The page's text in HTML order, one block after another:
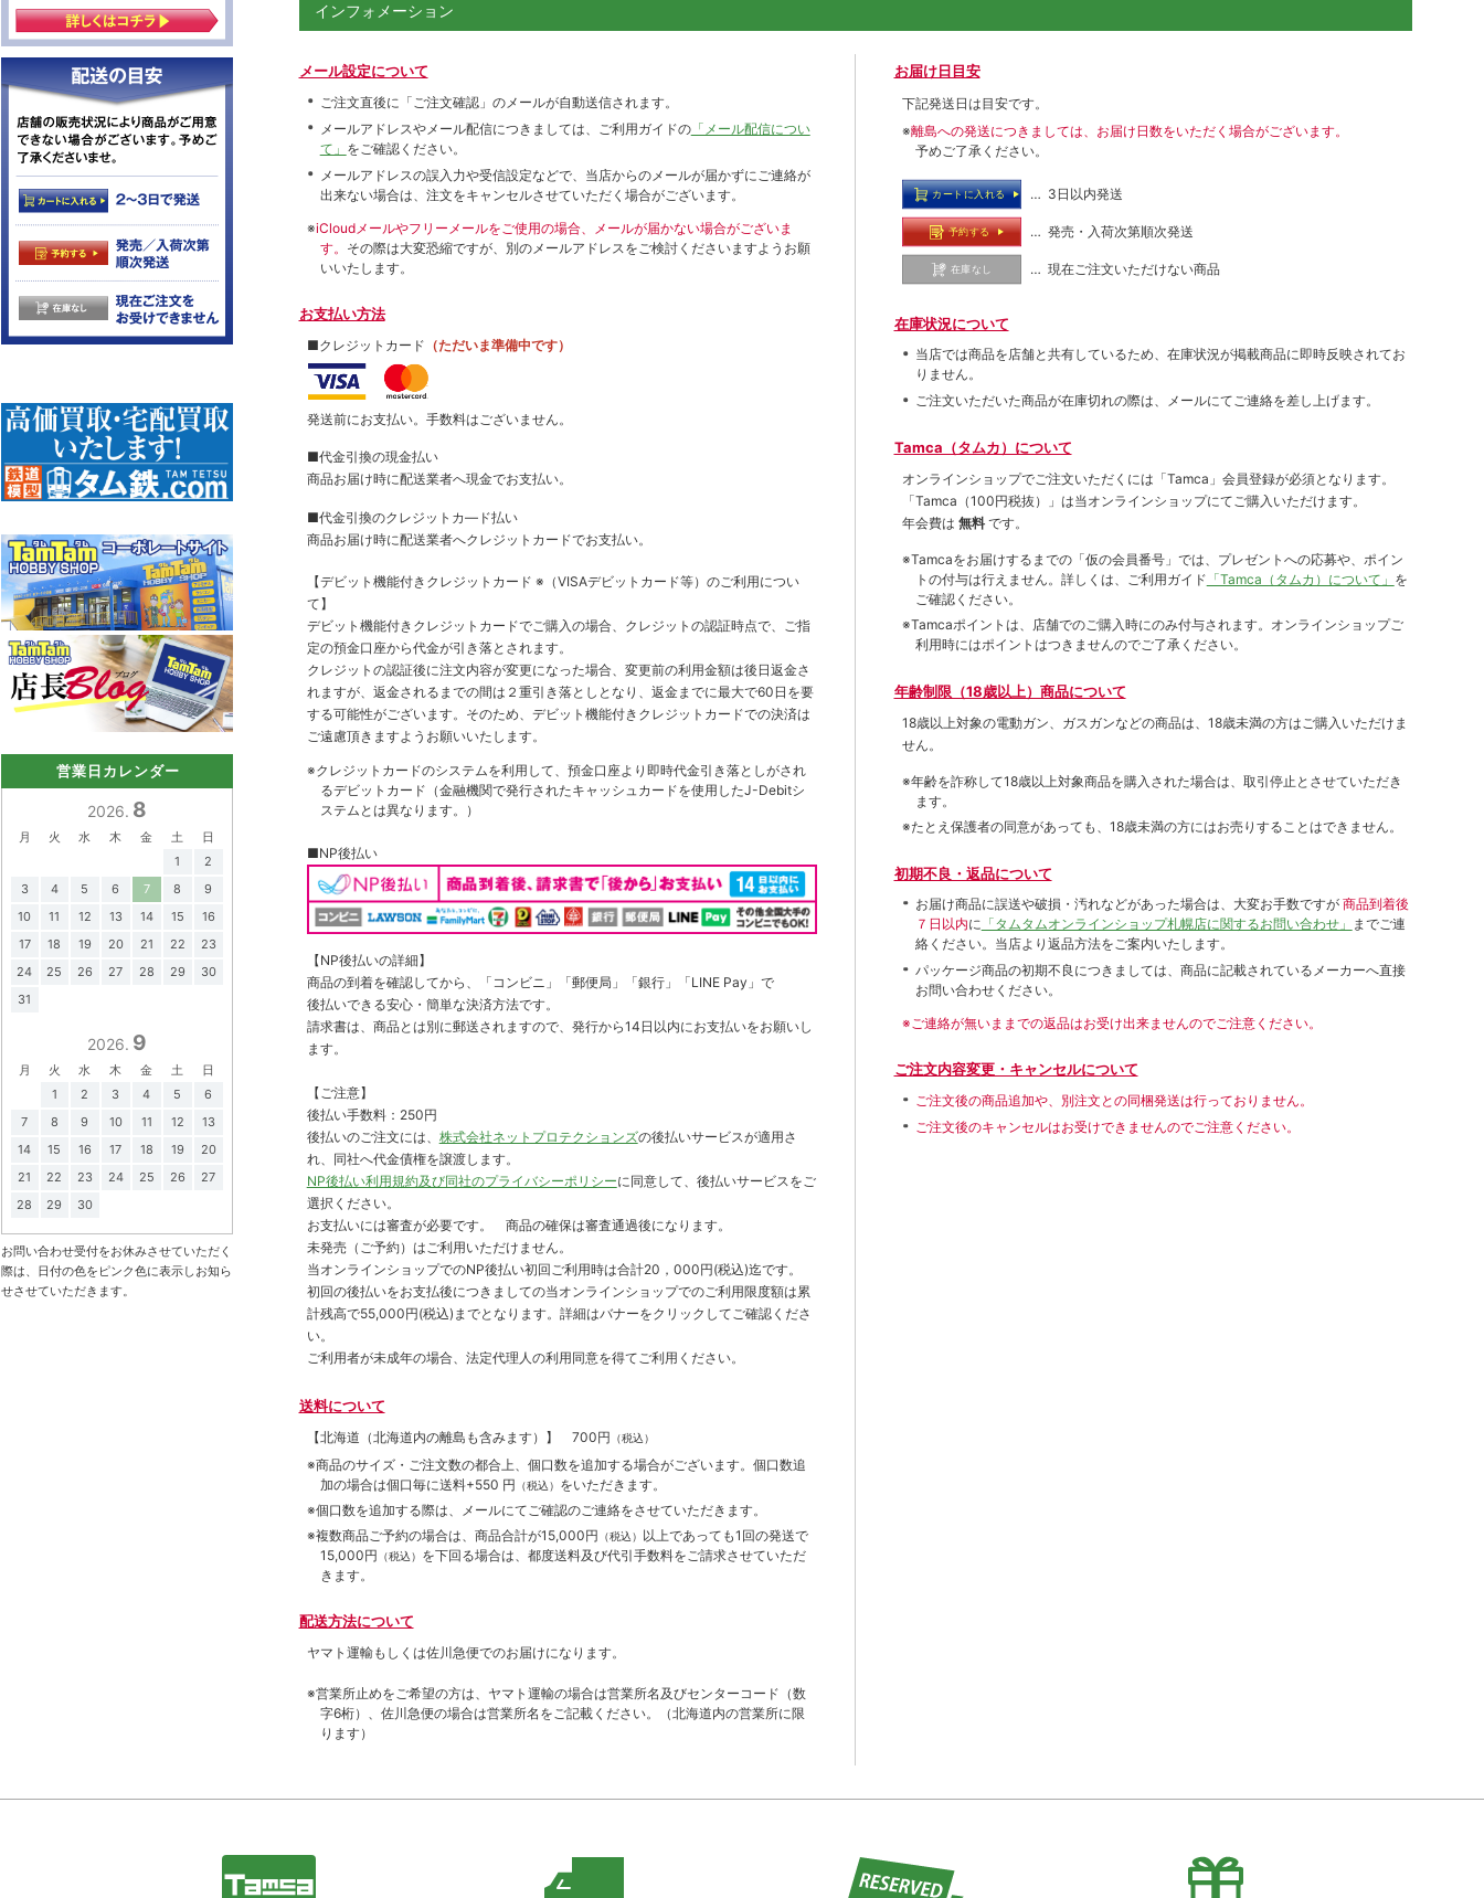
インフォメーション
メール設定について
ご注文直後に「ご注文確認」のメールが自動送信されます。
メールアドレスやメール配信につきましては、ご利用ガイドの「メール配信につい
て」 をご確認ください。
メールアドレスの誤入力や受信設定などで、当店からのメールが届かずにご連絡が
出来ない場合は、注文をキャンセルさせていただく場合がございます。
※iCloudメールやフリーメールをご使用の場合、メールが届かない場合がございま
す。 その際は大変恐縮ですが、別のメールアドレスをご検討くださいますようお願
いいたします。
お支払い方法
■クレジットカード （ただいま準備中です）
発送前にお支払い。手数料はございません。
■代金引換の現金払い
商品お届け時に配送業者へ現金でお支払い。
■代金引換のクレジットカ―ド払い
商品お届け時に配送業者へクレジットカードでお支払い。
【デビット機能付きクレジットカード ※（VISAデビットカード等） のご利用につい
て】
デビット機能付きクレジットカードでご購入の場合、クレジットの認証時点で、ご指
定の預金口座から代金が引き落とされます。
クレジットの認証後に注文内容が変更になった場合、変更前の利用金額は後日返金さ
れますが、返金されるまでの間は２重引き落としとなり、返金までに最大で60日を要
する可能性がございます。そのため、デビット機能付きクレジットカードでの決済は
ご遠慮頂きますようお願いいたします。
※クレジットカードのシステムを利用して、預金口座より即時代金引き落としがされ
るデビットカード（金融機関で発行されたキャッシュカードを使用したJ-Debitシ
ステムとは異なります。）
■NP後払い
【NP後払いの詳細】
商品の到着を確認してから、「コンビニ」「郵便局」「銀行」「LINE Pay」で
後払いできる安心・簡単な決済方法です。
請求書は、商品とは別に郵送されますので、発行から14日以内にお支払いをお願いし
ます。
【ご注意】
後払い手数料：250円
後払いのご注文には、 株式会社ネットプロテクションズの後払いサービスが適用さ
れ、同社へ代金債権を譲渡します。
NP後払い利用規約及び同社のプライバシーポリシーに同意して、後払いサービスをご
選択ください。
お支払いには審査が必要です。 商品の確保は審査通過後になります。
未発売（ご予約）はご利用いただけません。
当オンラインショップでのNP後払い初回ご利用時は合計20，000円(税込)迄です。
初回の後払いをお支払後につきましての当オンラインショップでのご利用限度額は累
計残高で55,000円(税込)までとなります。詳細はバナーをクリックしてご確認くださ
い。
ご利用者が未成年の場合、法定代理人の利用同意を得てご利用ください。
送料について
【北海道（北海道内の離島も含みます）】 700円 （税込）
※商品のサイズ・ご注文数の都合上、個口数を追加する場合がございます。個口数追
加の場合は個口毎に送料+550 円 （税込） をいただきます。
※個口数を追加する際は、メールにてご確認のご連絡をさせていただきます。
※複数商品ご予約の場合は、商品合計が15,000円 （税込） 以上であっても1回の発送で
15,000円 （税込） を下回る場合は、都度送料及び代引手数料をご請求させていただ
きます。
配送方法について
ヤマト運輸もしくは佐川急便でのお届けになります。
※営業所止めをご希望の方は、ヤマト運輸の場合は営業所名及びセンターコード（数
字6桁）、佐川急便の場合は営業所名をご記載ください。（北海道内の営業所に限
ります）
お届け日目安
下記発送日は目安です。
※離島への発送につきましては、お届け日数をいただく場合がございます。
予めご了承ください。
カートに入れる … 3日以内発送
予約する … 発売・入荷次第順次発送
在庫なし … 現在ご注文いただけない商品
在庫状況について
当店では商品を店舗と共有しているため、在庫状況が掲載商品に即時反映されてお
りません。
ご注文いただいた商品が在庫切れの際は、メールにてご連絡を差し上げます。
Tamca（タムカ）について
オンラインショップでご注⽂いただくには「Tamca」会員登録が必須となります。
「Tamca （100円税抜）
」は当オンラインショップにてご購⼊いただけます。
年会費は 無料 です。
※Tamcaをお届けするまでの「仮の会員番号」では、プレゼントへの応募や、ポイン
トの付与は⾏えません。詳しくは、ご利⽤ガイド 「Tamca（タムカ）について」 を
ご確認ください。
※Tamcaポイントは、店舗でのご購⼊時にのみ付与されます。オンラインショップご
利用時にはポイントはつきませんのでご了承ください。
年齢制限（18歳以上）商品について
18歳以上対象の電動ガン、ガスガンなどの商品は、18歳未満の方はご購入いただけま
せん。
※年齢を詐称して18歳以上対象商品を購入された場合は、取引停止とさせていただき
ます。
※たとえ保護者の同意があっても、18歳未満の方にはお売りすることはできません。
初期不良・返品について
お届け商品に誤送や破損・汚れなどがあった場合は、大変お手数ですが 商品到着後
７日以内に 「タムタムオンラインショップ札幌店に関するお問い合わせ」 までご連
絡ください。当店より返品方法をご案内いたします。
パッケージ商品の初期不良につきましては、商品に記載されているメーカーへ直接
お問い合わせください。
※ご連絡が無いままでの返品はお受け出来ませんのでご注意ください。
ご注文内容変更・キャンセルについて
ご注文後の商品追加や、別注文との同梱発送は行っておりません。
ご注文後のキャンセルはお受けできませんのでご注意ください。
営業日カレンダー
2026. 8
月 火 水 木 金 土
日
1
2
3
4 5 6 7 8
9
10
11 12 13 14 15
16
17
18 19 20 21 22
23
24
25 26 27 28 29
30
31
2026. 9
月 火 水 木 金 土
日
1
2 3 4 5
6
7
8 9 10 11 12
13
14
15 16 17 18 19
20
21
22 23 24 25 26
27
28
29 30
お問い合わせ受付をお休みさせていただく
際は、日付の色をピンク色に表示しお知ら
せさせていただきます。